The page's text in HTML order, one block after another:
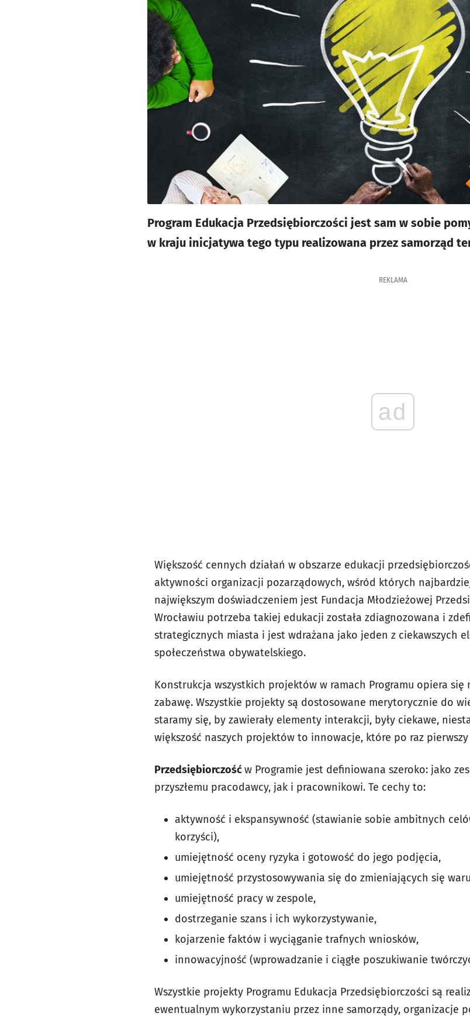
Program Edukacja Przedsiębiorczości jest sam w sobie
w kraju inicjatywa tego typu realizowana przez samorząd
REKLAMA
ad
Większość cennych działań w obszarze edukacji
aktywności organizacji pozarządowych, wśród których
największym doświadczeniem jest Fundacja Młodzieżowej
Wrocławiu potrzeba takiej edukacji została zdiagnozowana i
strategicznych miasta i jest wdrażana jako jeden z ciekawszych
społeczeństwa obywatelskiego.
Konstrukcja wszystkich projektów w ramach Programu opiera się
zabawę. Wszystkie projekty są dostosowane merytorycznie do
staramy się, by zawierały elementy interakcji, były ciekawe,
większość naszych projektów to innowacje, które po raz
Przedsiębiorczośćw Programie jest definiowana szeroko: jako
przyszłemu pracodawcy, jak i pracownikowi. Te cechy to:
aktywność i ekspansywność (stawianie sobie ambitnych
korzyści),
umiejętność oceny ryzyka i gotowość do jego podjęcia,
umiejętność przystosowywania się do zmieniających się
umiejętność pracy w zespole,
dostrzeganie szans i ich wykorzystywanie,
kojarzenie faktów i wyciąganie trafnych wniosków,
innowacyjność (wprowadzanie i ciągłe poszukiwanie
Wszystkie projekty Programu Edukacja Przedsiębiorczości są
ewentualnym wykorzystaniu przez inne samorządy, organizacje